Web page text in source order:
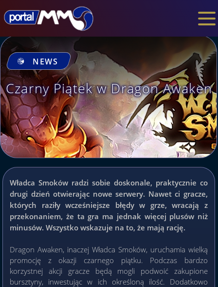
NEWS
Czarny Piątek w Dragon Awaken
Władca Smoków radzi sobie doskonale, praktycznie co
drugi dzień otwierając nowe serwery. Nawet ci gracze,
których raziły wcześniejsze błędy w grze, wracają z
przekonaniem, że ta gra ma jednak więcej plusów niż
minusów. Wszystko wskazuje na to, że mają rację.
Dragon Awaken, inaczej Władca Smoków, uruchamia wielką
promocję z okazji czarnego piątku. Podczas bardzo
korzystnej akcji gracze będą mogli podwoić zakupione
bursztyny, inwestując w ich określoną ilość. Dodatkowo